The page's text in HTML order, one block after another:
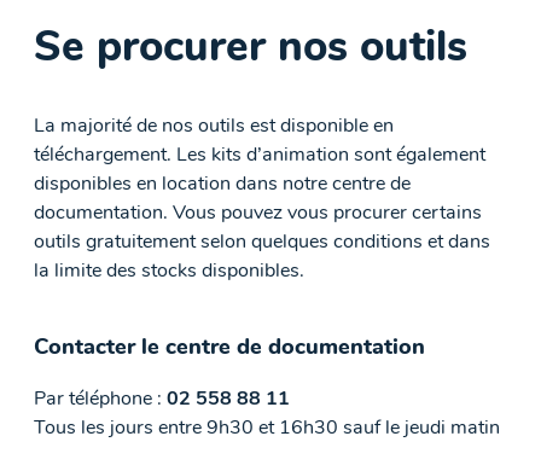
Se procurer nos outils
La majorité de nos outils est disponible en
téléchargement. Les kits d’animation sont également
disponibles en location dans notre centre de
documentation. Vous pouvez vous procurer certains
outils gratuitement selon quelques conditions et dans
la limite des stocks disponibles.
Contacter le centre de documentation
Par téléphone : 02 558 88 11
Tous les jours entre 9h30 et 16h30 sauf le jeudi matin